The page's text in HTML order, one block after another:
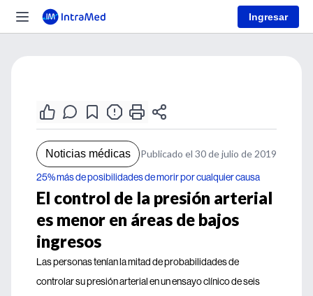
Ingresar
Noticias médicas Publicado el 30 de julio de 2019
25% más de posibilidades de morir por cualquier causa
El control de la presión arterial
es menor en áreas de bajos
ingresos
Las personas tenían la mitad de probabilidades de
controlar su presión arterial en un ensayo clínico de seis